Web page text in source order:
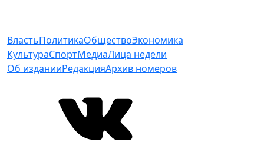
ВластьПолитикаОбществоЭкономика
КультураСпортМедиаЛица недели
Об изданииРедакцияАрхив номеров